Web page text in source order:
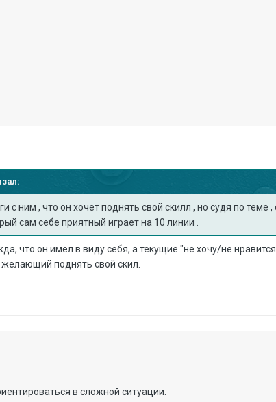
ним , что он хочет поднять свой скилл , но судя по теме
сам себе приятный играет на 10 линии .
что он имел в виду себя, а текущие "не хочу/не
поднять свой скил.
в сложной ситуации.